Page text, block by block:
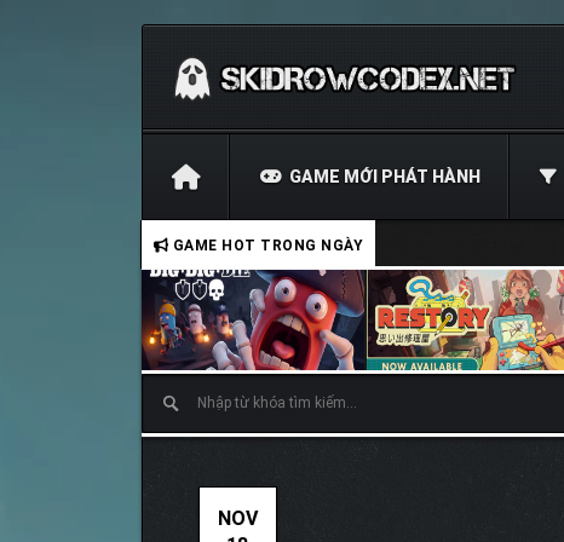
GAME MỚI PHÁT HÀNH
GAME HOT TRONG NGÀY
NOV